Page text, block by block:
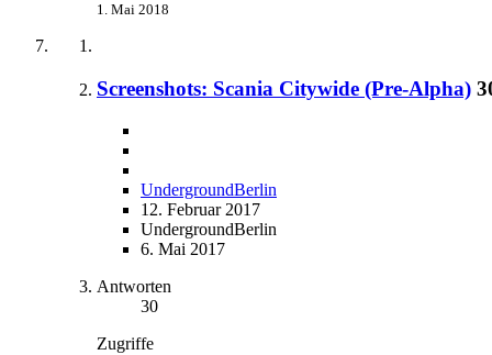
1. Mai 2018
Screenshots: Scania Citywide (Pre-Alpha)
UndergroundBerlin
12. Februar 2017
UndergroundBerlin
6. Mai 2017
Antworten
30
Zugriffe